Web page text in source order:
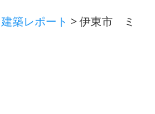
建築レポート >伊東市 ミ